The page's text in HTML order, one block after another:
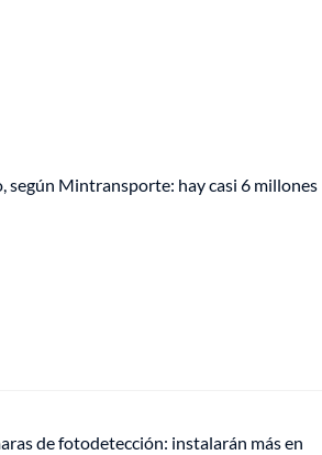
según Mintransporte: hay casi 6 millones
de fotodetección: instalarán más en